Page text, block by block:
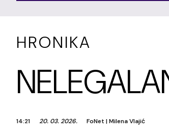
HRONIKA
14:21 20. 03. 2026. FoNet |Milena Vlajić